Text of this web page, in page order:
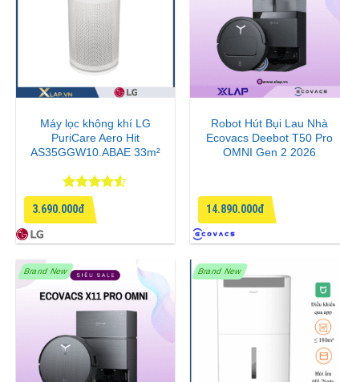
Máy lọc không khí LG
PuriCare Aero Hit
AS35GGW10.ABAE 33m²
Được xếp
hạng4.5
5 sao
3.690.000đ
Robot Hút Bụi Lau Nhà
Ecovacs Deebot T50 Pro
OMNI Gen 2 2026
14.890.000đ
Brand New Brand New